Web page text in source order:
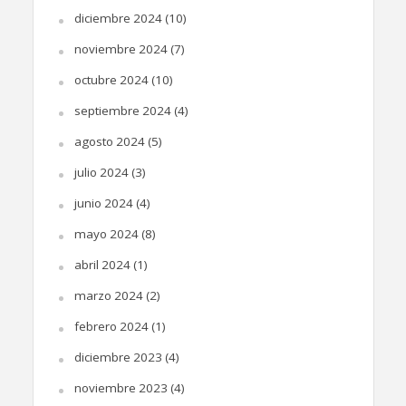
diciembre 2024(10)
noviembre 2024(7)
octubre 2024(10)
septiembre 2024(4)
agosto 2024(5)
julio 2024(3)
junio 2024(4)
mayo 2024(8)
abril 2024(1)
marzo 2024(2)
febrero 2024(1)
diciembre 2023 (4)
noviembre 2023 (4)